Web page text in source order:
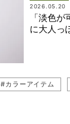
2026.05.20
「淡色
に大人っ
#カラーアイテム